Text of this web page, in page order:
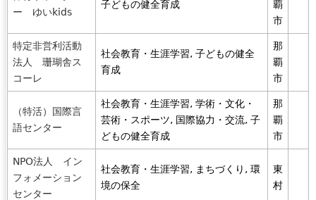
ー ゆいkids
子どもの健全育成
覇
市
特定非営利活動
法人 珊瑚舎ス
コーレ
社会教育・生涯学習, 子どもの健全
育成
那
覇
市
（特活）国際言
語センター
社会教育・生涯学習, 学術・文化・
芸術・スポーツ, 国際協力・交流, 子
どもの健全育成
那
覇
市
NPO法人 イン
フォメーション
センター
社会教育・生涯学習, まちづくり, 環
境の保全
東
村